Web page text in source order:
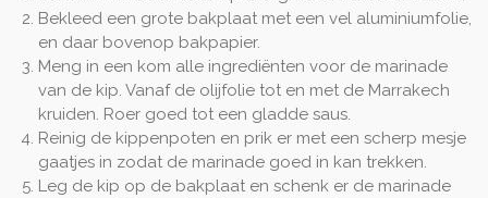
Bekleed een grote bakplaat met een vel aluminiumfolie,
en daar bovenop bakpapier.
Meng in een kom alle ingrediënten voor de marinade
van de kip. Vanaf de olijfolie tot en met de Marrakech
kruiden. Roer goed tot een gladde saus.
Reinig de kippenpoten en prik er met een scherp mesje
gaatjes in zodat de marinade goed in kan trekken.
Leg de kip op de bakplaat en schenk er de marinade